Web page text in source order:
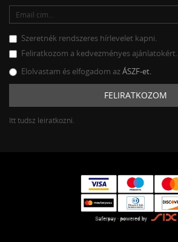
Szeretnék rendszeres hírlevelet kapni.
Feliratkozom a kedvezményes ajánlatokért.
Elolvastam és elfogadom azÁSZF-et.
FELIRATKOZOM
Itt tudsz leiratkozni.